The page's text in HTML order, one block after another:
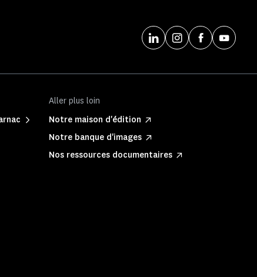
Aller plus loin
Notre maison d'édition
Notre banque d'images
Nos ressources documentaires